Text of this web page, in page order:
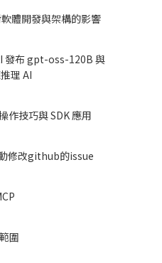
體開發與架構的影響
發布 gpt-oss-120B 與
理 AI
作技巧與 SDK 應用
修改github的issue
圍